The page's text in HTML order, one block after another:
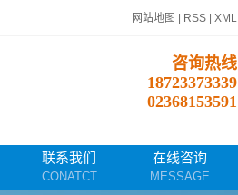
网站地图 RSS XML
咨询热线
18723373339
02368153591
联系我们
CONATCT
在线咨询
MESSAGE